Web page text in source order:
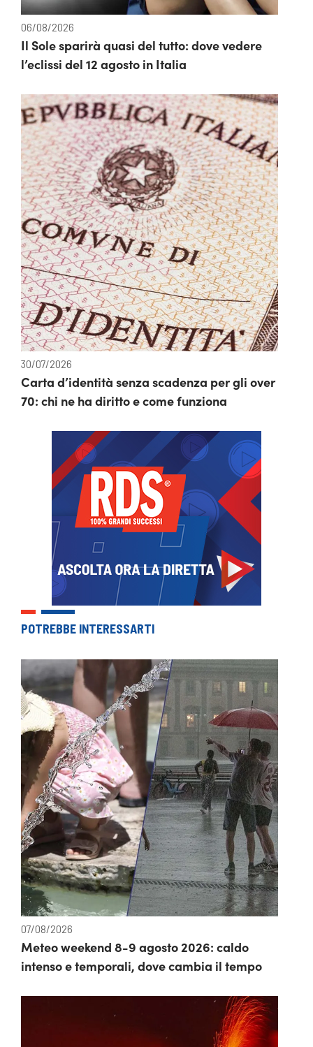
06/08/2026
Il Sole sparirà quasi del tutto: dove vedere
l’eclissi del 12 agosto in Italia
30/07/2026
Carta d’identità senza scadenza per gli over
70: chi ne ha diritto e come funziona
POTREBBE INTERESSARTI
07/08/2026
Meteo weekend 8-9 agosto 2026: caldo
intenso e temporali, dove cambia il tempo